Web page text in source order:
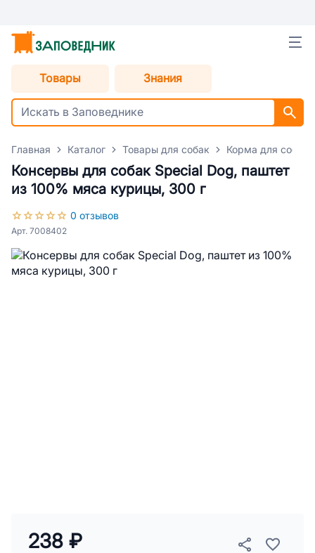
Товары Знания
Главная Каталог Товары для собак Корма для собак
Консервы для собак Special Dog, паштет
из 100% мяса курицы, 300 г
0 отзывов
Арт. 7008402
238 ₽